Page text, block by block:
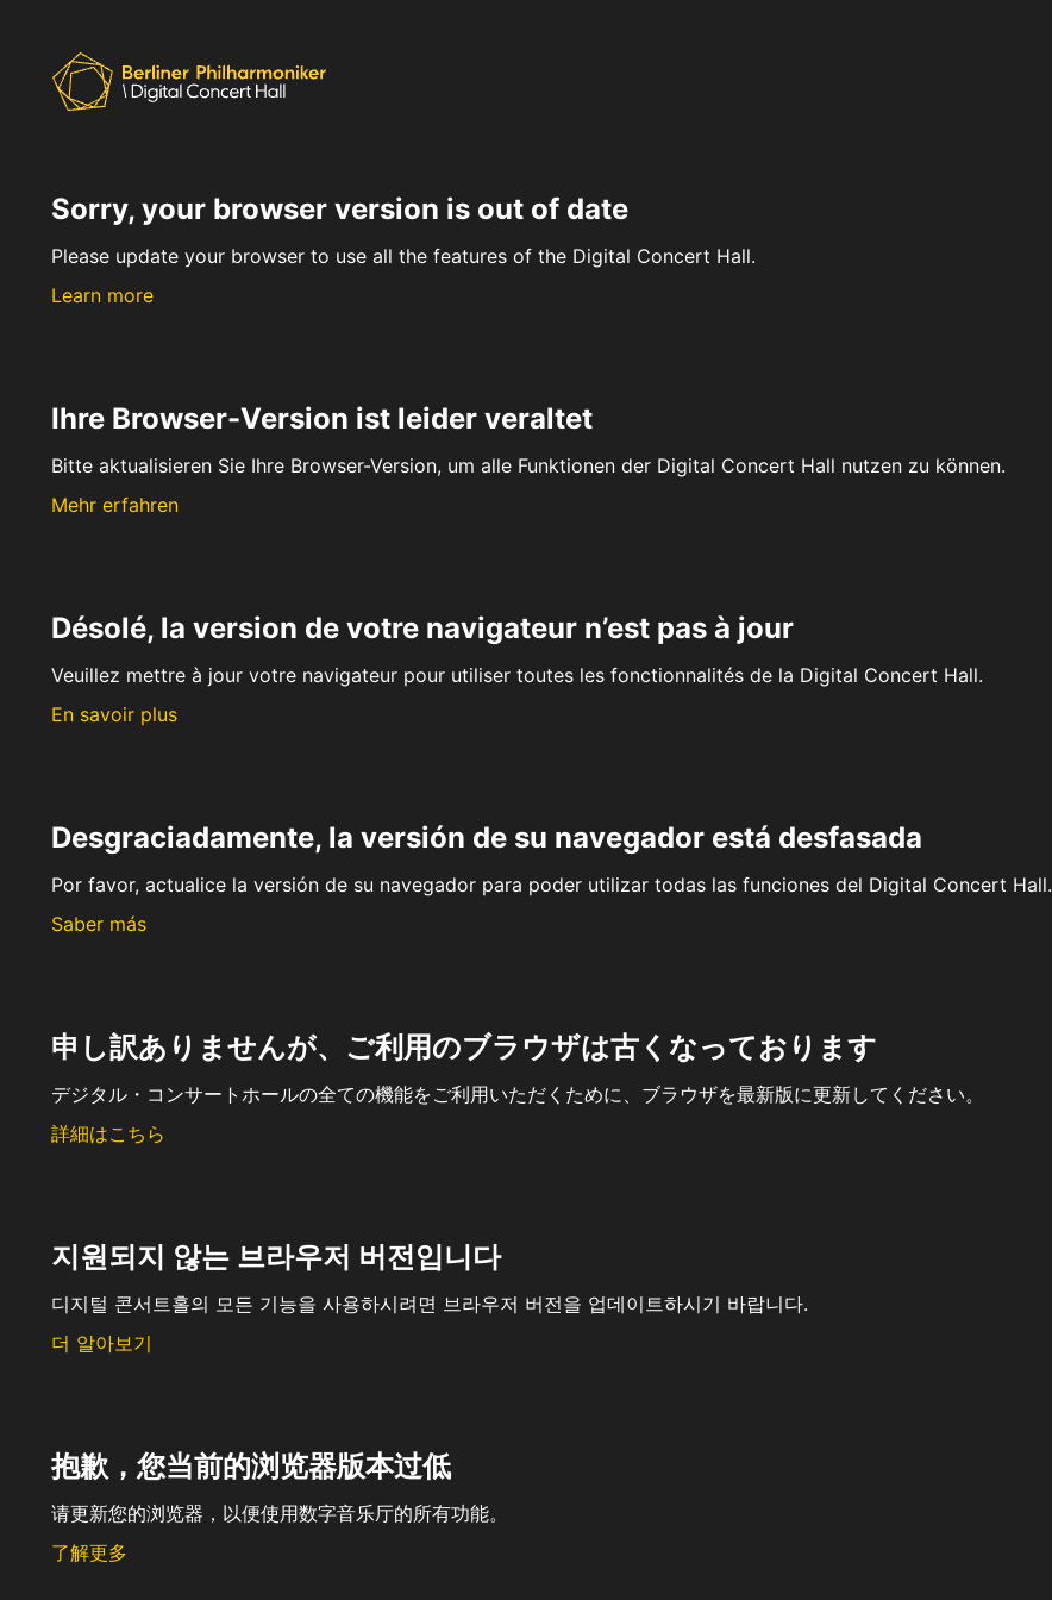
Sorry, your browser version is out of date
Please update your browser to use all the features of the Digital Concert Hall.
Learn more
Ihre Browser-Version ist leider veraltet
Bitte aktualisieren Sie Ihre Browser-Version, um alle Funktionen der Digital Concert Hall nutzen zu können.
Mehr erfahren
Désolé, la version de votre navigateur n’est pas à jour
Veuillez mettre à jour votre navigateur pour utiliser toutes les fonctionnalités de la Digital Concert Hall.
En savoir plus
Desgraciadamente, la versión de su navegador está desfasada
Por favor, actualice la versión de su navegador para poder utilizar todas las funciones del Digital Concert Hall.
Saber más
申し訳ありませんが、ご利用のブラウザは古くなっております
デジタル・コンサートホールの全ての機能をご利用いただくために、ブラウザを最新版に更新してください。
詳細はこちら
지원되지 않는 브라우저 버전입니다
디지털 콘서트홀의 모든 기능을 사용하시려면 브라우저 버전을 업데이트하시기 바랍니다.
더 알아보기
抱歉，您当前的浏览器版本过低
请更新您的浏览器，以便使用数字音乐厅的所有功能。
了解更多